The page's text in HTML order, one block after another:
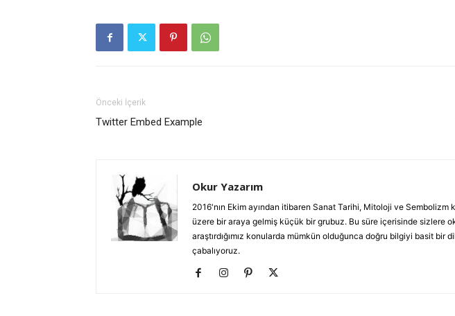
Önceki İçerik
Twitter Embed Example
Okur Yazarım
2016'nın Ekim ayından itibaren Sanat Tarihi, Mitoloji ve Sembolizm
üzere bir araya gelmiş küçük bir grubuz. Bu süre içerisinde sizlere
araştırdığımız konularda mümkün olduğunca doğru bilgiyi basit bir
çabalıyoruz.